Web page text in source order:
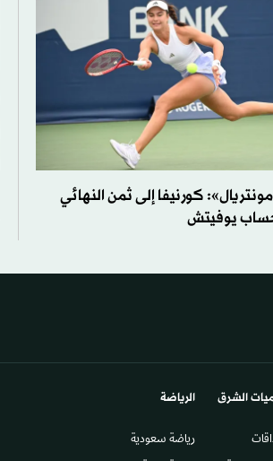
كورنيفا إلى ثمن النهائي
يوفيتش
الشرق​ الرياضة
رياضة سعودية